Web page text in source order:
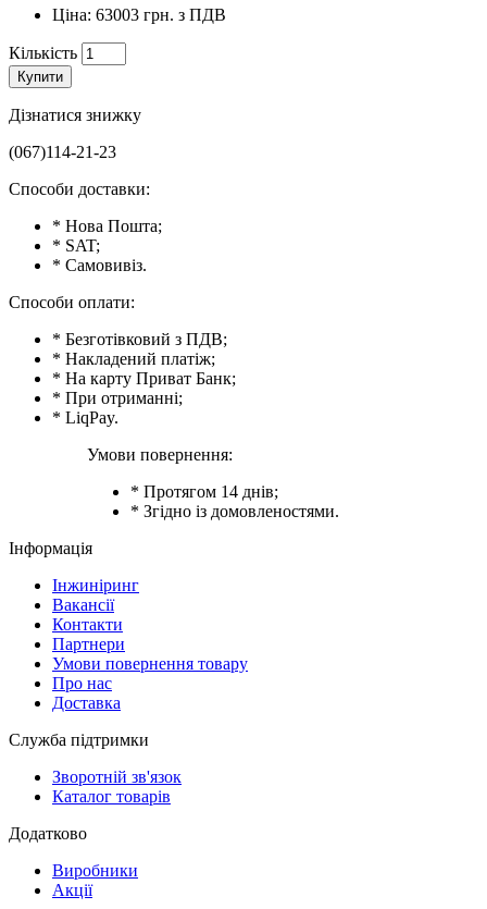
Ціна: 63003 грн. з ПДВ
Кількість
Купити
Дізнатися знижку
(067)114-21-23
Способи доставки:
* Нова Пошта;
* SAT;
* Самовивіз.
Способи оплати:
* Безготівковий з ПДВ;
* Накладений платіж;
* На карту Приват Банк;
* При отриманні;
* LiqPay.
Умови повернення:
* Протягом 14 днів;
* Згідно із домовленостями.
Інформація
Інжиніринг
Вакансії
Контакти
Партнери
Умови повернення товару
Про нас
Доставка
Служба підтримки
Зворотній зв'язок
Каталог товарів
Додатково
Виробники
Акції